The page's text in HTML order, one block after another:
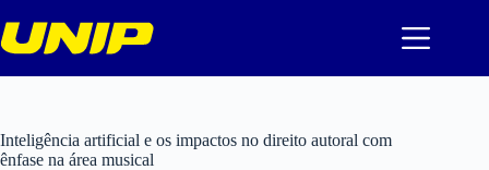
para
o
Inteligência artificial e os impactos no direito autoral com
ênfase na área musical